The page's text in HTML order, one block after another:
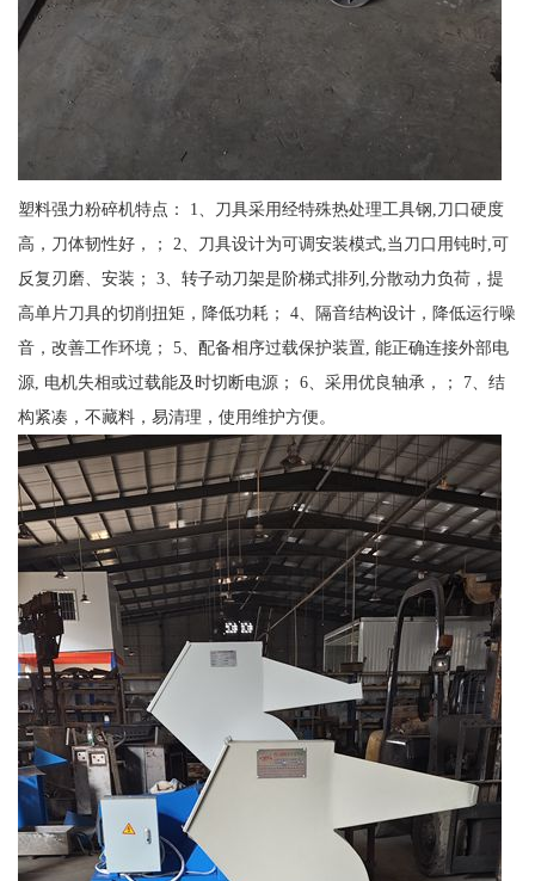
塑料强力粉碎机特点： 1、刀具采用经特殊热处理工具钢,刀口硬度
高，刀体韧性好，； 2、刀具设计为可调安装模式,当刀口用钝时,可
反复刃磨、安装； 3、转子动刀架是阶梯式排列,分散动力负荷，提
高单片刀具的切削扭矩，降低功耗； 4、隔音结构设计，降低运行噪
音，改善工作环境； 5、配备相序过载保护装置, 能正确连接外部电
源, 电机失相或过载能及时切断电源； 6、采用优良轴承，； 7、结
构紧凑，不藏料，易清理，使用维护方便。